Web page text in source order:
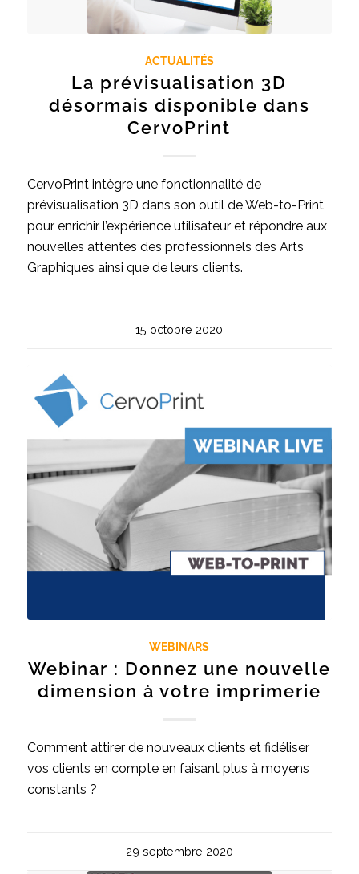
ACTUALITÉS
La prévisualisation 3D
désormais disponible dans
CervoPrint
CervoPrint intègre une fonctionnalité de
prévisualisation 3D dans son outil de Web-to-Print
pour enrichir l’expérience utilisateur et répondre aux
nouvelles attentes des professionnels des Arts
Graphiques ainsi que de leurs clients.
15 octobre 2020
WEBINARS
Webinar : Donnez une nouvelle
dimension à votre imprimerie
Comment attirer de nouveaux clients et fidéliser
vos clients en compte en faisant plus à moyens
constants ?
29 septembre 2020